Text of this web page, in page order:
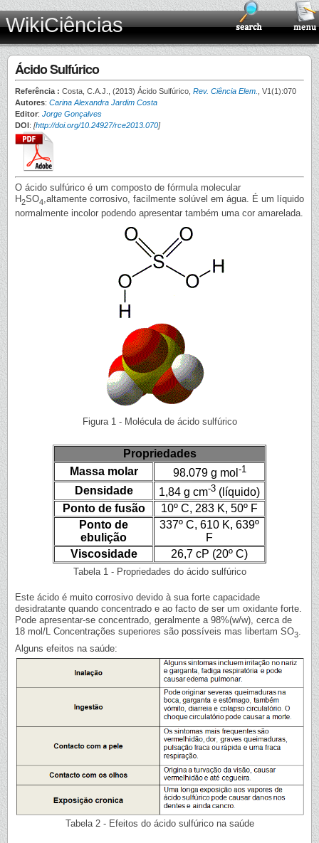
WikiCiências
Ácido Sulfúrico
Referência : Costa, C.A.J., (2013) Ácido Sulfúrico, Rev. Ciência Elem.
, V1(1):070
Autores: Carina Alexandra Jardim Costa
Editor: Jorge Gonçalves
DOI: [http://doi.org/10.24927/rce2013.070]
O ácido sulfúrico é um composto de fórmula molecular
H2SO4,altamente corrosivo, facilmente solúvel em água. É um líquido
normalmente incolor podendo apresentar também uma cor amarelada.
Figura 1 - Molécula de ácido sulfúrico
Propriedades
Massa molar
98.079 g mol -1
Densidade 1,84 g cm-3 (líquido)
Ponto de fusão
10º C, 283 K, 50º F
Ponto de
ebulição
337º C, 610 K, 639º
F
Viscosidade
26,7 cP (20º C)
Tabela 1 - Propriedades do ácido sulfúrico
Este ácido é muito corrosivo devido à sua forte capacidade
desidratante quando concentrado e ao facto de ser um oxidante forte.
Pode apresentar-se concentrado, geralmente a 98%(w/w), cerca de
18 mol/L Concentrações superiores são possíveis mas libertam SO3
Alguns efeitos na saúde:
Tabela 2 - Efeitos do ácido sulfúrico na saúde